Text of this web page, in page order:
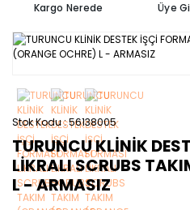
Kargo Nerede Üye
Stok Kodu 56138005
TURUNCU KLİNİK
LİKRALI SCRUBS
L - ARMASIZ